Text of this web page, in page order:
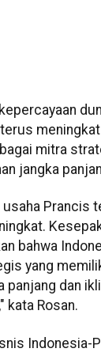
mitra
jangka
Prancis
bahwa
yang
panjang dan
kata Rosan.
Indonesia-